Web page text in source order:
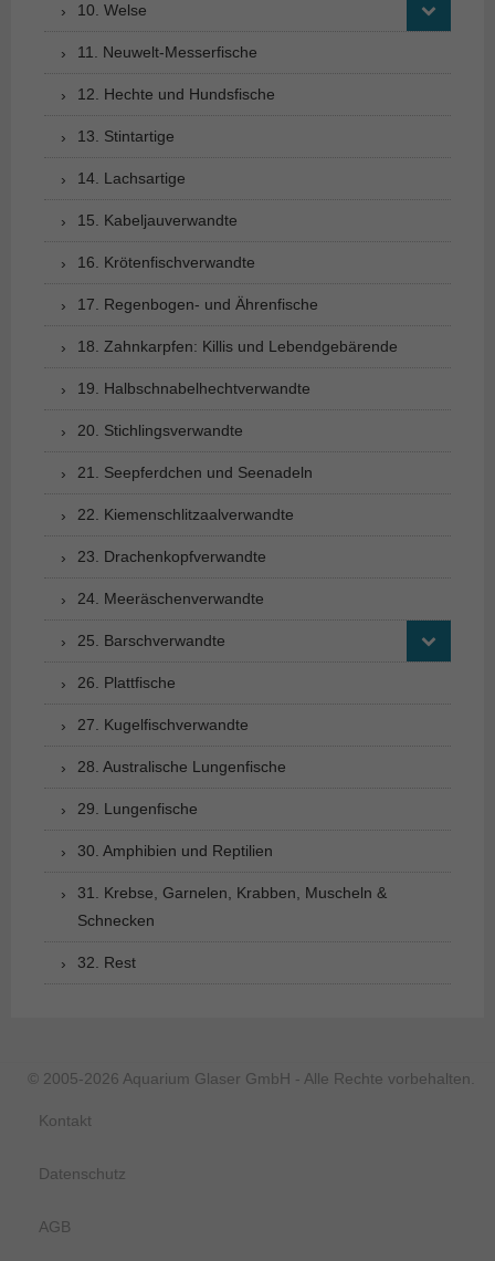
10. Welse
11. Neuwelt-Messerfische
12. Hechte und Hundsfische
13. Stintartige
14. Lachsartige
15. Kabeljauverwandte
16. Krötenfischverwandte
17. Regenbogen- und Ährenfische
18. Zahnkarpfen: Killis und Lebendgebärende
19. Halbschnabelhechtverwandte
20. Stichlingsverwandte
21. Seepferdchen und Seenadeln
22. Kiemenschlitzaalverwandte
23. Drachenkopfverwandte
24. Meeräschenverwandte
25. Barschverwandte
26. Plattfische
27. Kugelfischverwandte
28. Australische Lungenfische
29. Lungenfische
30. Amphibien und Reptilien
31. Krebse, Garnelen, Krabben, Muscheln &
Schnecken
32. Rest
© 2005-2026 Aquarium Glaser GmbH - Alle Rechte vorbehalten.
Kontakt
Datenschutz
AGB